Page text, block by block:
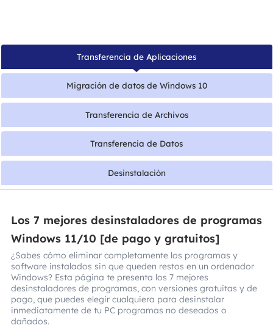
Transferencia de Aplicaciones
Migración de datos de Windows 10
Transferencia de Archivos
Transferencia de Datos
Desinstalación
Los 7 mejores desinstaladores de programas
Windows 11/10 [de pago y gratuitos]
¿Sabes cómo eliminar completamente los programas y
software instalados sin que queden restos en un ordenador
Windows? Esta página te presenta los 7 mejores
desinstaladores de programas, con versiones gratuitas y de
pago, que puedes elegir cualquiera para desinstalar
inmediatamente de tu PC programas no deseados o
dañados.